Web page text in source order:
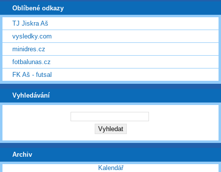
Oblíbené odkazy
TJ Jiskra Aš
vysledky.com
minidres.cz
fotbalunas.cz
FK Aš - futsal
Vyhledávání
Archiv
Kalendář